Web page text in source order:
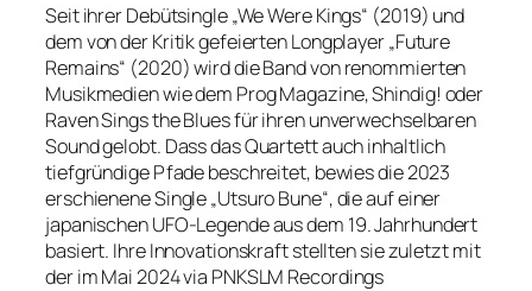
Seit ihrer Debütsingle „We Were Kings“ (2019) und
dem von der Kritik gefeierten Longplayer „Future
Remains“ (2020) wird die Band von renommierten
Musikmedien wie dem Prog Magazine, Shindig! oder
Raven Sings the Blues für ihren unverwechselbaren
Sound gelobt. Dass das Quartett auch inhaltlich
tiefgründige Pfade beschreitet, bewies die 2023
erschienene Single „Utsuro Bune“, die auf einer
japanischen UFO-Legende aus dem 19. Jahrhundert
basiert. Ihre Innovationskraft stellten sie zuletzt mit
der im Mai 2024 via PNKSLM Recordings